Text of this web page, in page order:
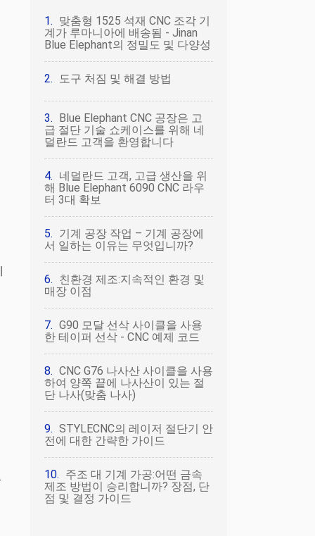
맞춤형 1525 석재 CNC 조각 기
계가 루마니아에 배송됨 - Jinan
Blue Elephant의 정밀도 및 다양성
도구 처짐 및 해결 방법
Blue Elephant CNC 공장은 고
급 절단 기술 쇼케이스를 위해 네
덜란드 고객을 환영합니다
네덜란드 고객, 고급 생산을 위
해 Blue Elephant 6090 CNC 라우
터 3대 확보
기계 공장 작업 – 기계 공장에
서 일하는 이유는 무엇입니까?
친환경 제조:지속적인 환경 및
매장 이점
G90 모달 선삭 사이클을 사용
한 테이퍼 선삭 - CNC 예제 코드
CNC G76 나사산 사이클을 사용
하여 양쪽 끝에 나사산이 있는 절
단 나사(맞춤 나사)
STYLECNC의 레이저 절단기 안
전에 대한 간략한 가이드
주조 대 기계 가공:어떤 금속
제조 방법이 승리합니까? 장점, 단
점 및 결정 가이드